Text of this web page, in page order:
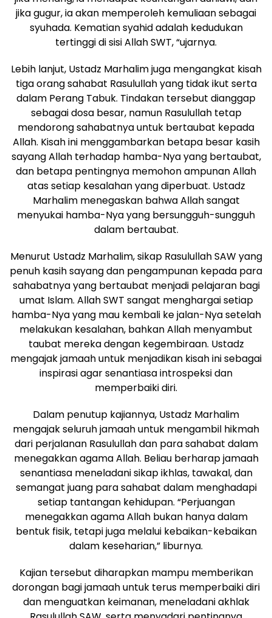
jika gugur, ia akan memperoleh kemuliaan sebagai
syuhada. Kematian syahid adalah kedudukan
tertinggi di sisi Allah SWT, “ujarnya.
Lebih lanjut, Ustadz Marhalim juga mengangkat kisah
tiga orang sahabat Rasulullah yang tidak ikut serta
dalam Perang Tabuk. Tindakan tersebut dianggap
sebagai dosa besar, namun Rasulullah tetap
mendorong sahabatnya untuk bertaubat kepada
Allah. Kisah ini menggambarkan betapa besar kasih
sayang Allah terhadap hamba-Nya yang bertaubat,
dan betapa pentingnya memohon ampunan Allah
atas setiap kesalahan yang diperbuat. Ustadz
Marhalim menegaskan bahwa Allah sangat
menyukai hamba-Nya yang bersungguh-sungguh
dalam bertaubat.
Menurut Ustadz Marhalim, sikap Rasulullah SAW yang
penuh kasih sayang dan pengampunan kepada para
sahabatnya yang bertaubat menjadi pelajaran bagi
umat Islam. Allah SWT sangat menghargai setiap
hamba-Nya yang mau kembali ke jalan-Nya setelah
melakukan kesalahan, bahkan Allah menyambut
taubat mereka dengan kegembiraan. Ustadz
mengajak jamaah untuk menjadikan kisah ini sebagai
inspirasi agar senantiasa introspeksi dan
memperbaiki diri.
Dalam penutup kajiannya, Ustadz Marhalim
mengajak seluruh jamaah untuk mengambil hikmah
dari perjalanan Rasulullah dan para sahabat dalam
menegakkan agama Allah. Beliau berharap jamaah
senantiasa meneladani sikap ikhlas, tawakal, dan
semangat juang para sahabat dalam menghadapi
setiap tantangan kehidupan. “Perjuangan
menegakkan agama Allah bukan hanya dalam
bentuk fisik, tetapi juga melalui kebaikan-kebaikan
dalam keseharian,” liburnya.
Kajian tersebut diharapkan mampu memberikan
dorongan bagi jamaah untuk terus memperbaiki diri
dan menguatkan keimanan, meneladani akhlak